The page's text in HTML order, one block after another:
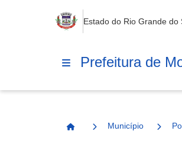
Estado do Rio Grande do
Prefeitura de
Página Inicial
Município